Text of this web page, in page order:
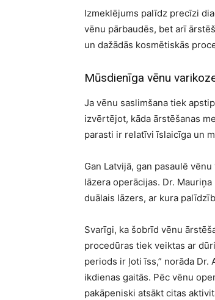
Izmeklējums palīdz precīzi
vēnu pārbaudēs, bet arī
un dažādās kosmētiskās
Mūsdienīga vēnu
Ja vēnu saslimšana tiek
izvērtējot, kāda ārstēšanas
parasti ir relatīvi īslaicīga un
Gan Latvijā, gan pasaulē
lāzera operācijas. Dr.
duālais lāzers, ar kura
Svarīgi, ka šobrīd vēnu
procedūras tiek veiktas ar
periods ir ļoti īss,” norāda Dr.
ikdienas gaitās. Pēc vēnu
pakāpeniski atsākt citas